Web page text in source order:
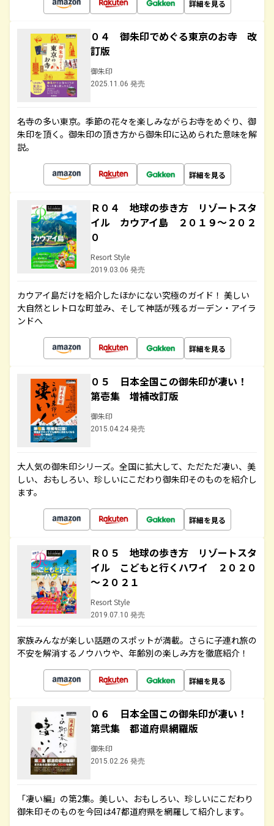
詳細を見る
０４ 御朱印でめぐる東京のお寺 改
訂版
御朱印
2025.11.06 発売
名寺の多い東京。季節の花々を楽しみながらお寺をめぐり、御
朱印を頂く。御朱印の頂き方から御朱印に込められた意味を解
説。
詳細を見る
Ｒ０４ 地球の歩き方 リゾートスタ
イル カウアイ島 ２０１９～２０２
０
Resort Style
2019.03.06 発売
カウアイ島だけを紹介したほかにない究極のガイド！ 美しい
大自然とレトロな町並み、そして神話が残るガーデン・アイラ
ンドへ
詳細を見る
０５ 日本全国この御朱印が凄い！
第壱集 増補改訂版
御朱印
2015.04.24 発売
大人気の御朱印シリーズ。全国に拡大して、ただただ凄い、美
しい、おもしろい、珍しいにこだわり御朱印そのものを紹介し
ます。
詳細を見る
Ｒ０５ 地球の歩き方 リゾートスタ
イル こどもと行くハワイ ２０２０
～２０２１
Resort Style
2019.07.10 発売
家族みんなが楽しい話題のスポットが満載。さらに子連れ旅の
不安を解消するノウハウや、年齢別の楽しみ方を徹底紹介！
詳細を見る
０６ 日本全国この御朱印が凄い！
第弐集 都道府県網羅版
御朱印
2015.02.26 発売
「凄い編」の第2集。美しい、おもしろい、珍しいにこだわり
御朱印そのものを今回は47都道府県を網羅して紹介します。